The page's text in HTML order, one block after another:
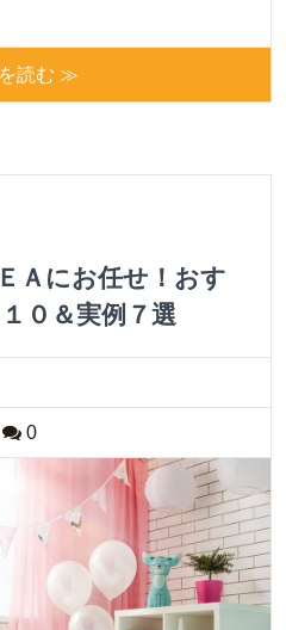
読む ≫
Ａにお任せ！おす
０＆実例７選
0